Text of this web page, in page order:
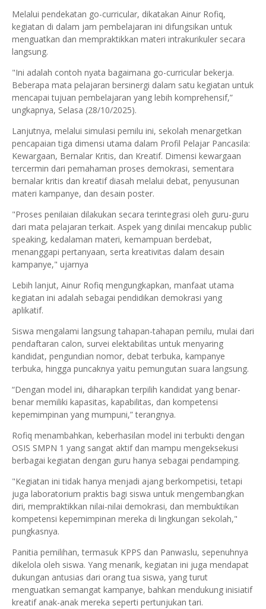
Melalui pendekatan go-curricular, dikatakan Ainur Rofiq,
kegiatan di dalam jam pembelajaran ini difungsikan untuk
menguatkan dan mempraktikkan materi intrakurikuler secara
langsung.
"Ini adalah contoh nyata bagaimana go-curricular bekerja.
Beberapa mata pelajaran bersinergi dalam satu kegiatan untuk
mencapai tujuan pembelajaran yang lebih komprehensif,”
ungkapnya, Selasa (28/10/2025).
Lanjutnya, melalui simulasi pemilu ini, sekolah menargetkan
pencapaian tiga dimensi utama dalam Profil Pelajar Pancasila:
Kewargaan, Bernalar Kritis, dan Kreatif. Dimensi kewargaan
tercermin dari pemahaman proses demokrasi, sementara
bernalar kritis dan kreatif diasah melalui debat, penyusunan
materi kampanye, dan desain poster.
"Proses penilaian dilakukan secara terintegrasi oleh guru-guru
dari mata pelajaran terkait. Aspek yang dinilai mencakup public
speaking, kedalaman materi, kemampuan berdebat,
menanggapi pertanyaan, serta kreativitas dalam desain
kampanye," ujarnya
Lebih lanjut, Ainur Rofiq mengungkapkan, manfaat utama
kegiatan ini adalah sebagai pendidikan demokrasi yang
aplikatif.
Siswa mengalami langsung tahapan-tahapan pemilu, mulai dari
pendaftaran calon, survei elektabilitas untuk menyaring
kandidat, pengundian nomor, debat terbuka, kampanye
terbuka, hingga puncaknya yaitu pemungutan suara langsung.
“Dengan model ini, diharapkan terpilih kandidat yang benar-
benar memiliki kapasitas, kapabilitas, dan kompetensi
kepemimpinan yang mumpuni,” terangnya.
Rofiq menambahkan, keberhasilan model ini terbukti dengan
OSIS SMPN 1 yang sangat aktif dan mampu mengeksekusi
berbagai kegiatan dengan guru hanya sebagai pendamping.
"Kegiatan ini tidak hanya menjadi ajang berkompetisi, tetapi
juga laboratorium praktis bagi siswa untuk mengembangkan
diri, mempraktikkan nilai-nilai demokrasi, dan membuktikan
kompetensi kepemimpinan mereka di lingkungan sekolah,"
pungkasnya.
Panitia pemilihan, termasuk KPPS dan Panwaslu, sepenuhnya
dikelola oleh siswa. Yang menarik, kegiatan ini juga mendapat
dukungan antusias dari orang tua siswa, yang turut
menguatkan semangat kampanye, bahkan mendukung inisiatif
kreatif anak-anak mereka seperti pertunjukan tari.